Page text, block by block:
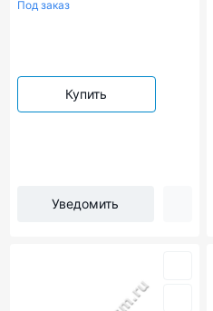
Под заказ
Купить
Уведомить